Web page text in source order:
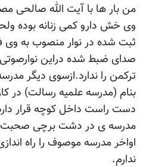
ها با آیت الله صالحی مصاحبه
کمی زنانه بوده ولحن
در نوار منصوب به وی فاصله
شده دراین نوارصوتی هیچ
را ندارد.ازسوی دیگر مدرسه آیت
علمیه رسالت) در کارته
داخل کوچه قرار دارد،
ی در دشت برچی صحبت
مدرسه موصوف را راه اندازی